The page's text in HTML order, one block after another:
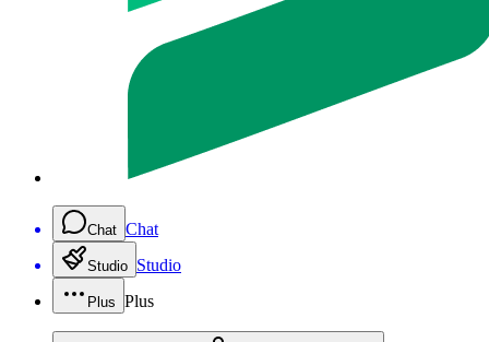
Chat Chat
Studio Studio
Plus Plus